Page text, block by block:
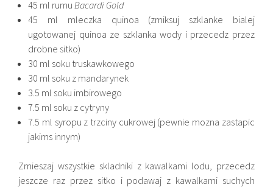
45 ml rumuBacardi Gold
45 ml mleczka quinoa (zmiksuj szklanke bialej
ugotowanej quinoa ze szklanka wody i przecedz przez
drobne sitko)
30 ml soku truskawkowego
30 ml soku z mandarynek
3.5 ml soku imbirowego
7.5 ml soku z cytryny
7.5 ml syropu z trzciny cukrowej (pewnie mozna zastapic
jakims innym)
Zmieszaj wszystkie skladniki z kawalkami lodu, przecedz
jeszcze raz przez sitko i podawaj z kawalkami suchych